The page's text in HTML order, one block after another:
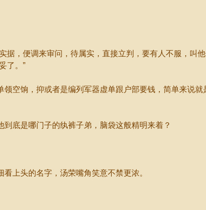
，便调来审问，待属实，直接立判，要有人不服，叫
了。”
饷，抑或者是编列军器虚单跟户部要钱，简单来说就
是哪门子的纨裤子弟，脑袋这般精明来着？
上头的名字，汤荣嘴角笑意不禁更浓。